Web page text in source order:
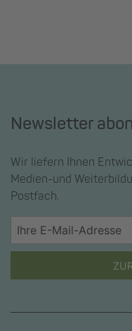
Newsletter
Wir liefern Ihnen
Medien-und
Postfach.